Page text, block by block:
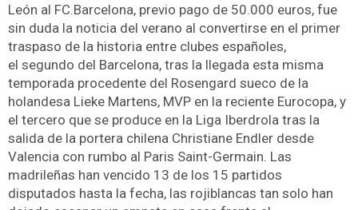
León al FC.Barcelona, previo pago de 50.000 euros, fue
sin duda la noticia del verano al convertirse en el primer
traspaso de la historia entre clubes españoles,
el segundo del Barcelona, tras la llegada esta misma
temporada procedente del Rosengard sueco de la
holandesa Lieke Martens, MVP en la reciente Eurocopa, y
el tercero que se produce en la Liga Iberdrola tras la
salida de la portera chilena Christiane Endler desde
Valencia con rumbo al Paris Saint-Germain. Las
madrileñas han vencido 13 de los 15 partidos
disputados hasta la fecha, las rojiblancas tan solo han